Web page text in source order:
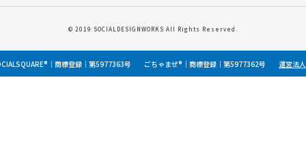
© 2019 SOCIALDESIGNWORKS All Rights Reserved.
｜商標登録｜第5977363号 ごちゃまぜ®｜商標登録｜第5977362号 運営法